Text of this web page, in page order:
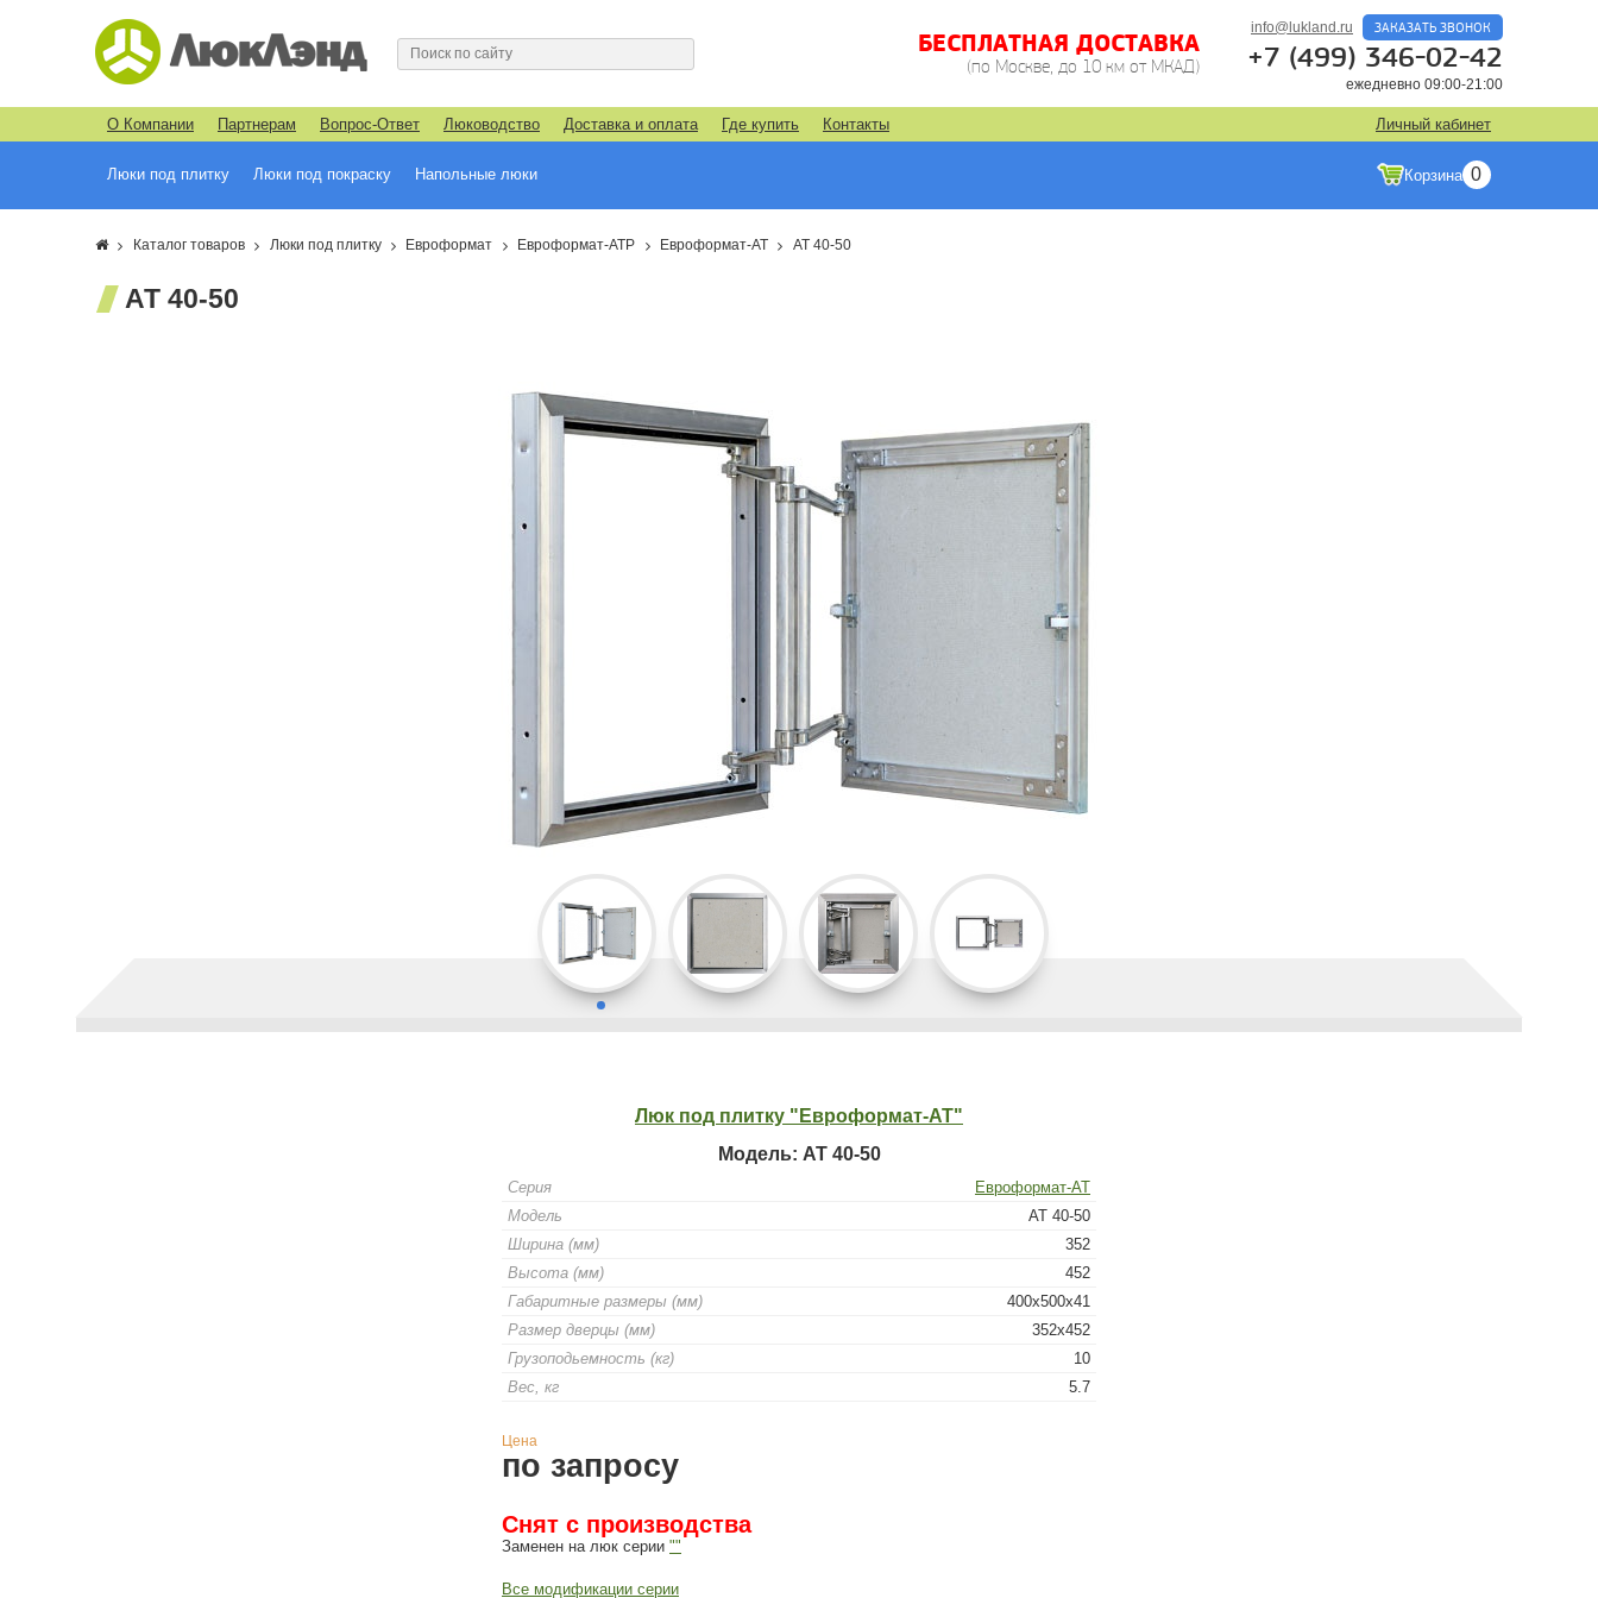
БЕСПЛАТНАЯ ДОСТАВКА
(по Москве, до 10 км от МКАД)
info@lukland.ru ЗАКАЗАТЬ ЗВОНОК
+7 (499) 346-02-42
ежедневно 09:00-21:00
О Компании Партнерам Вопрос-Ответ Люководство Доставка и оплата Где купить Контакты Личный кабинет
Люки под плитку Люки под покраску Напольные люки Корзина 0
Каталог товаров Люки под плитку Евроформат Евроформат-АТР Евроформат-АТ АТ 40-50
АТ 40-50
Люк под плитку "Евроформат-АТ"
Модель: АТ 40-50
Серия
Евроформат-АТ
Модель
АТ 40-50
Ширина (мм)
352
Высота (мм)
452
Габаритные размеры (мм)
400x500x41
Размер дверцы (мм)
352x452
Грузоподьемность (кг)
10
Вес, кг
5.7
Цена
по запросу
Снят с производства
Заменен на люк серии ""
Все модификации серии